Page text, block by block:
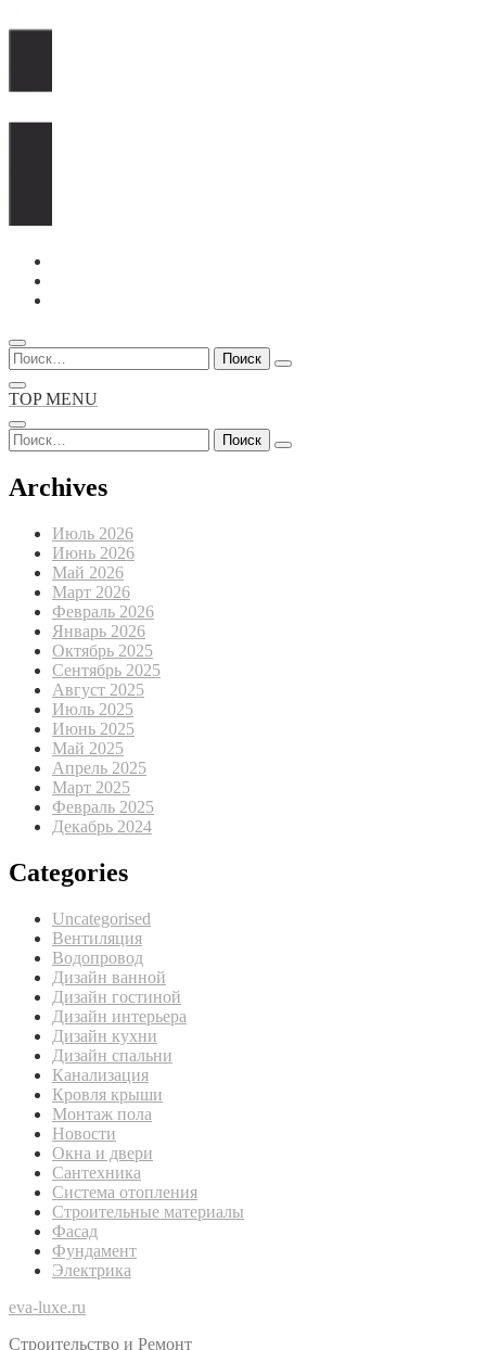
Перейти
содержимому
Найти:
TOP MENU
Найти:
Archives
Июль 2026
Июнь 2026
Май 2026
Март 2026
Февраль 2026
Январь 2026
Октябрь 2025
Сентябрь 2025
Август 2025
Июль 2025
Июнь 2025
Май 2025
Апрель 2025
Март 2025
Февраль 2025
Декабрь 2024
Categories
Uncategorised
Вентиляция
Водопровод
Дизайн ванной
Дизайн гостиной
Дизайн интерьера
Дизайн кухни
Дизайн спальни
Канализация
Кровля крыши
Монтаж пола
Новости
Окна и двери
Сантехника
Система отопления
Строительные материалы
Фасад
Фундамент
Электрика
eva-luxe.ru
Строительство и Ремонт